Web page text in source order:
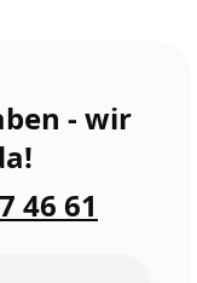
- wir
46 61